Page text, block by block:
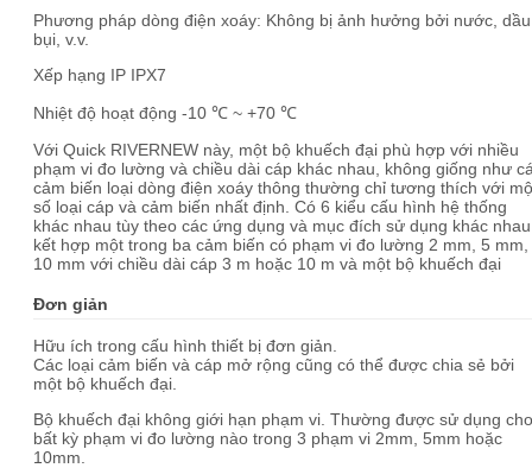
Phương pháp dòng điện xoáy: Không bị ảnh hưởng bởi nước,
bụi, v.v.
Xếp hạng IP IPX7
Nhiệt độ hoạt động -10 ℃ ~ +70 ℃
Với Quick RIVERNEW này, một bộ khuếch đại phù hợp với nhiều
phạm vi đo lường và chiều dài cáp khác nhau, không giống như
cảm biến loại dòng điện xoáy thông thường chỉ tương thích với
số loại cáp và cảm biến nhất định. Có 6 kiểu cấu hình hệ thống
khác nhau tùy theo các ứng dụng và mục đích sử dụng khác
kết hợp một trong ba cảm biến có phạm vi đo lường 2 mm, 5 mm,
10 mm với chiều dài cáp 3 m hoặc 10 m và một bộ khuếch đại
Đơn giản
Hữu ích trong cấu hình thiết bị đơn giản.
Các loại cảm biến và cáp mở rộng cũng có thể được chia sẻ bởi
một bộ khuếch đại.
Bộ khuếch đại không giới hạn phạm vi. Thường được sử dụng cho
bất kỳ phạm vi đo lường nào trong 3 phạm vi 2mm, 5mm hoặc
10mm.